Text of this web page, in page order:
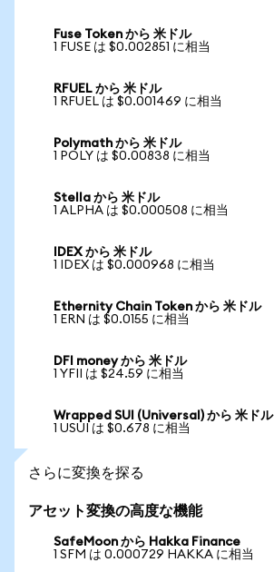
Fuse Token から 米ドル
1 FUSE は $0.002851 に相当
RFUEL から 米ドル
1 RFUEL は $0.001469 に相当
Polymath から 米ドル
1 POLY は $0.00838 に相当
Stella から 米ドル
1 ALPHA は $0.000508 に相当
IDEX から 米ドル
1 IDEX は $0.000968 に相当
Ethernity Chain Token から 米ドル
1 ERN は $0.0155 に相当
DFI money から 米ドル
1 YFII は $24.59 に相当
Wrapped SUI (Universal) から 米ドル
1 USUI は $0.678 に相当
さらに変換を探る
アセット変換の高度な機能
SafeMoon から Hakka Finance
1 SFM は 0.000729 HAKKA に相当